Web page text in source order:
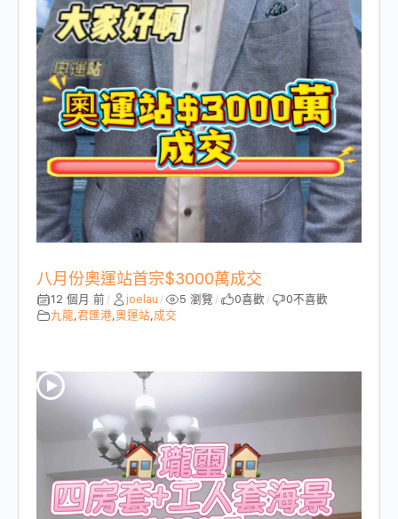
八月份奧運站首宗$3000萬成交
12 個月 前 / joelau / 5 瀏覽 / 0喜歡 / 0不喜歡
九龍 君匯港 奧運站 成交